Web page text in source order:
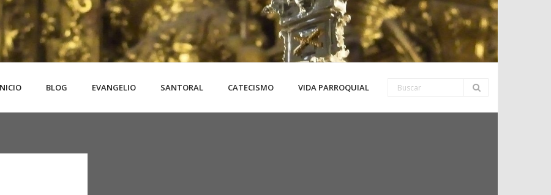
BLOG EVANGELIO SANTORAL CATECISMO VIDA PARROQUIAL